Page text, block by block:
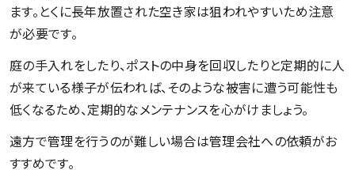
ます。とくに長年放置された空き家は狙われやすいため注意
が必要です。
庭の手入れをしたり、ポストの中身を回収したりと定期的に人
が来ている様子が伝われば、そのような被害に遭う可能性も
低くなるため、定期的なメンテナンスを心がけましょう。
遠方で管理を行うのが難しい場合は管理会社への依頼がお
すすめです。